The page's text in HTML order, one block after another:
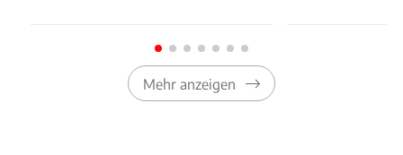
Mehr anzeigen